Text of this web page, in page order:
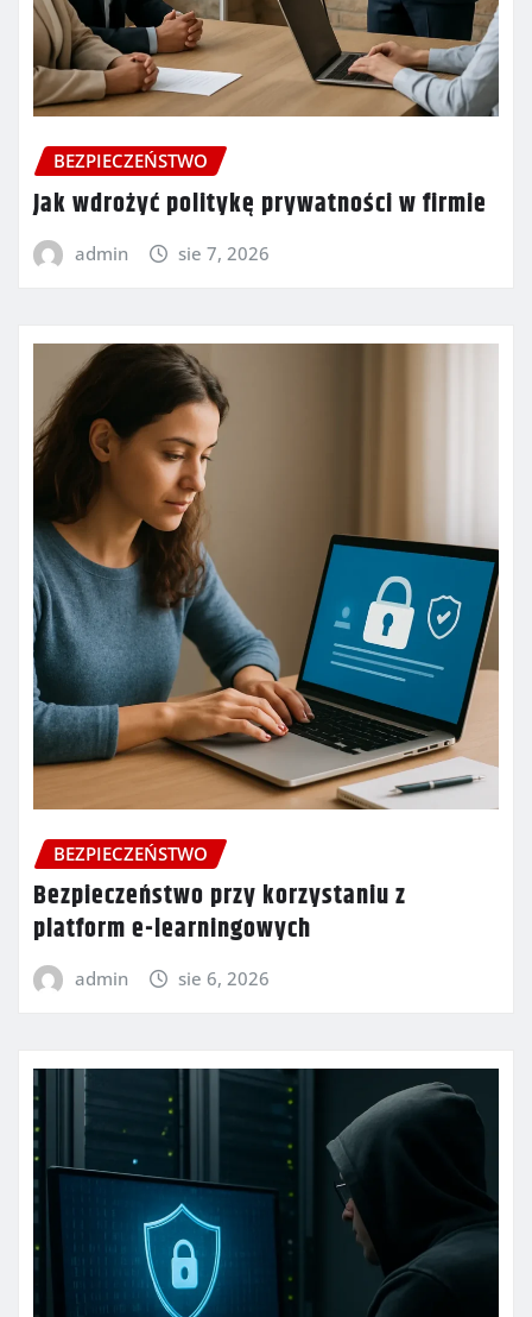
BEZPIECZEŃSTWO
Jak wdrożyć politykę prywatności w firmie
admin sie 7, 2026
BEZPIECZEŃSTWO
Bezpieczeństwo przy korzystaniu z
platform e-learningowych
admin sie 6, 2026